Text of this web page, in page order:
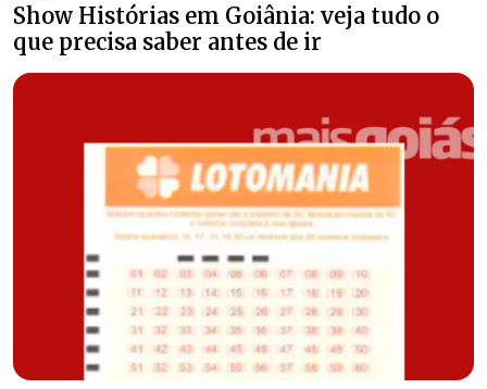
Show Histórias em Goiânia: veja tudo o
que precisa saber antes de ir